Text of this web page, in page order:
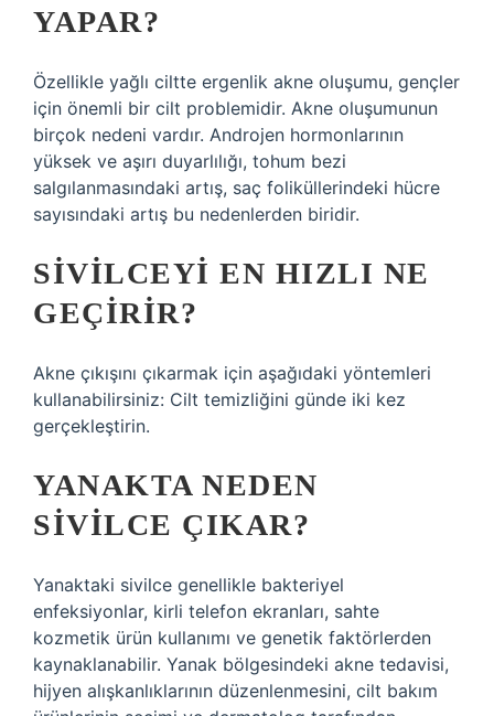
YAPAR?
Özellikle yağlı ciltte ergenlik akne oluşumu, gençler
için önemli bir cilt problemidir. Akne oluşumunun
birçok nedeni vardır. Androjen hormonlarının
yüksek ve aşırı duyarlılığı, tohum bezi
salgılanmasındaki artış, saç foliküllerindeki hücre
sayısındaki artış bu nedenlerden biridir.
SIVILCEYI EN HIZLI NE
GEÇIRIR?
Akne çıkışını çıkarmak için aşağıdaki yöntemleri
kullanabilirsiniz: Cilt temizliğini günde iki kez
gerçekleştirin.
YANAKTA NEDEN
SIVILCE ÇIKAR?
Yanaktaki sivilce genellikle bakteriyel
enfeksiyonlar, kirli telefon ekranları, sahte
kozmetik ürün kullanımı ve genetik faktörlerden
kaynaklanabilir. Yanak bölgesindeki akne tedavisi,
hijyen alışkanlıklarının düzenlenmesini, cilt bakım